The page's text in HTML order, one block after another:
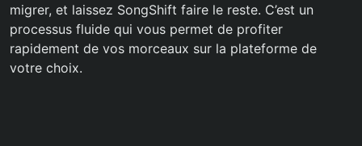
migrer, et laissez SongShift faire le reste. C’est un
processus fluide qui vous permet de profiter
rapidement de vos morceaux sur la plateforme de
votre choix.